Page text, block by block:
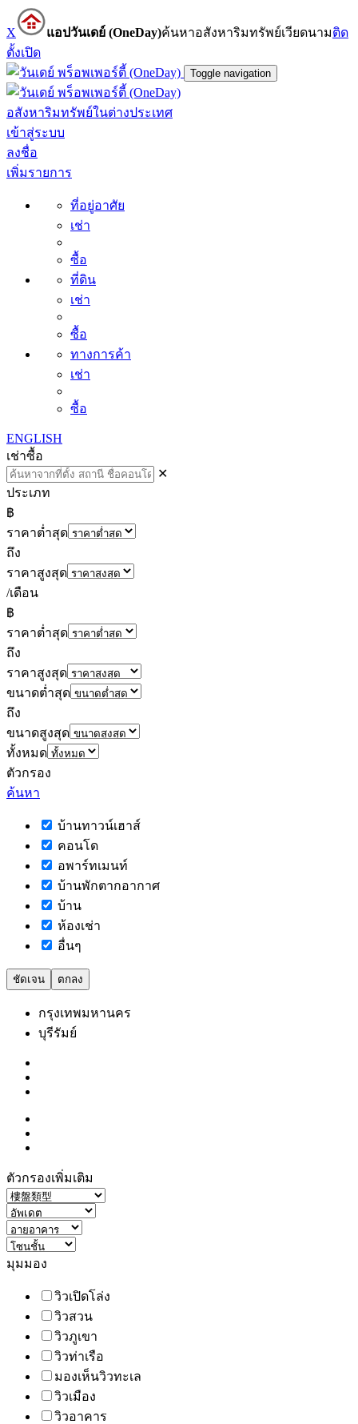
X แอปวันเดย์ (OneDay)ค้นหาอสังหาริมทรัพย์เวียดนามติด
ตั้งเปิด
Toggle navigation
อสังหาริมทรัพย์ในต่างประเทศ
เข้าสู่ระบบ
ลงชื่อ
เพิ่มรายการ
ที่อยู่อาศัย
เช่า
ซื้อ
ที่ดิน
เช่า
ซื้อ
ทางการค้า
เช่า
ซื้อ
ENGLISH
เช่าซื้อ
✕
ประเภท
฿
ราคาต่ำสุด
ถึง
ราคาสูงสุด
/เดือน
฿
ราคาต่ำสุด
ถึง
ราคาสูงสุด
ขนาดต่ำสุด
ถึง
ขนาดสูงสุด
ทั้งหมด
ตัวกรอง
ค้นหา
บ้านทาวน์เฮาส์
คอนโด
อพาร์ทเมนท์
บ้านพักตากอากาศ
บ้าน
ห้องเช่า
อื่นๆ
ชัดเจน ตกลง
กรุงเทพมหานคร
บุรีรัมย์
ตัวกรองเพิ่มเติม
มุมมอง
วิวเปิดโล่ง
วิวสวน
วิวภูเขา
วิวท่าเรือ
มองเห็นวิวทะเล
วิวเมือง
วิวอาคาร